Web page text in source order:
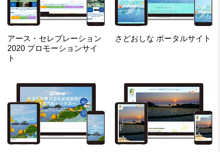
アース・セレブレーション
2020 プロモーションサイ
ト
さどおしな ポータルサイト